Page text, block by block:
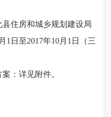
住房和城乡规划建设局
1日至2017年10月1日（三
：详见附件。